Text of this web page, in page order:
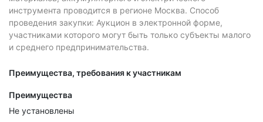
инструмента проводится в регионе Москва. Способ
проведения закупки: Аукцион в электронной форме,
участниками которого могут быть только субъекты малого
и среднего предпринимательства.
Преимущества, требования к участникам
Преимущества
Не установлены